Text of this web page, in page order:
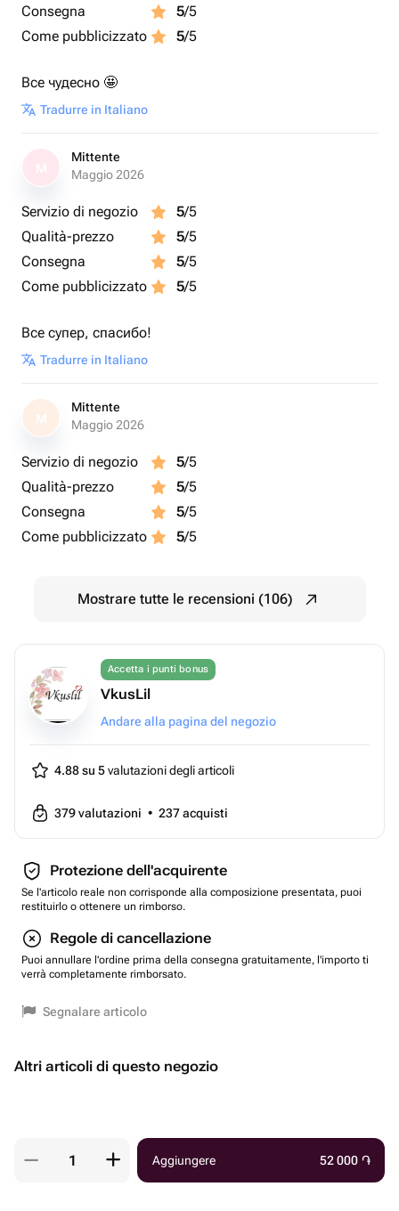
Consegna 5/5
Come pubblicizzato
5/5
Все чудесно 🤩
Tradurre in Italiano
Mittente
Maggio 2026
Servizio di negozio 5/5
Qualità-prezzo
5/5
Consegna
5/5
Come pubblicizzato
5/5
Все супер, спасибо!
Tradurre in Italiano
M
Mittente
Maggio 2026
Servizio di negozio 5/5
Qualità-prezzo
5/5
Consegna
5/5
Come pubblicizzato
5/5
Mostrare tutte le recensioni (106)
Accetta i punti bonus
VkusLil
Andare alla pagina del negozio
4.88 su 5valutazioni degli articoli
379valutazioni • 237acquisti
Protezione dell'acquirente
Se l'articolo reale non corrisponde alla composizione presentata, puoi
restituirlo o ottenere un rimborso.
Regole di cancellazione
Puoi annullare l'ordine prima della consegna gratuitamente, l'importo ti
verrà completamente rimborsato.
Segnalare articolo
Altri articoli di questo negozio
Aggiungere 52 000 ֏